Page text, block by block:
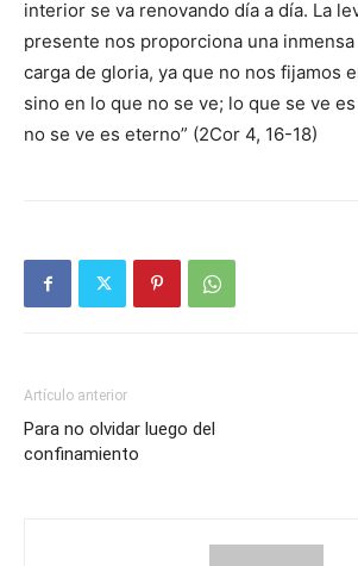
interior se va renovando día a día. La
presente nos proporciona una
carga de gloria, ya que no nos fijamos
sino en lo que no se ve; lo que se ve
no se ve es eterno” (2Cor 4, 16-18)
Artículo anterior
Para no olvidar luego del
confinamiento